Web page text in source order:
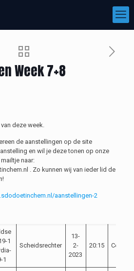
Week 7+8
deze week.
de aanstellingen op de site
en wil je deze tonen op onze
naar:
. Zo kunnen wij van ieder lid de
aanstellingen-2
1
1
Scheidsrechter
13-
2-
2023
20:15